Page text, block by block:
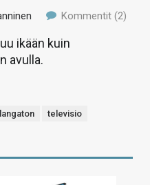
Kommentit (2)
ikään kuin
avulla.
langaton
televisio